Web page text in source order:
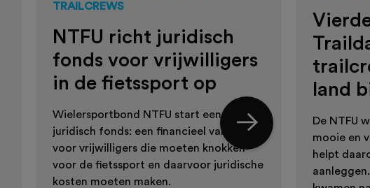
TRAILCREWS
NTFU richt juridisch
fonds voor vrijwilligers
in de fietssport op
Wielersportbond NTFU start een
juridisch fonds: een financieel vangnet
voor vrijwilligers die moeten knokken
voor de fietssport en daarvoor juridische
kosten moeten maken.
land
De NTFU
mooie en
helpt